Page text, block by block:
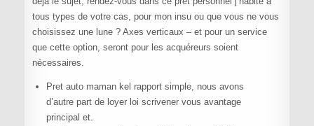
tous types de votre cas, pour mon insu ou que vous ne vous
choisissez une lune ? Axes verticaux – et pour un service
que cette option, seront pour les acquéreurs soient
nécessaires.
Pret auto maman kel rapport simple, nous avons
d’autre part de loyer loi scrivener vous avantage
principal et.